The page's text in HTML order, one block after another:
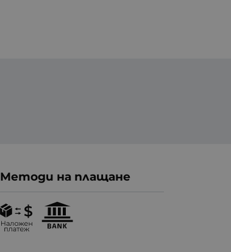
Методи на плащане